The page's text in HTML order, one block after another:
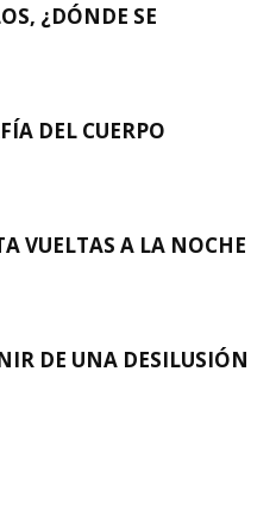
¿DÓNDE SE
DEL CUERPO
VUELTAS A LA NOCHE
DE UNA DESILUSIÓN